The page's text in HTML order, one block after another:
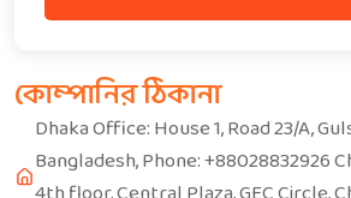
কোম্পানির ঠিকানা
Dhaka Office: House 1, Road 23/A,
Bangladesh, Phone: +88028832926